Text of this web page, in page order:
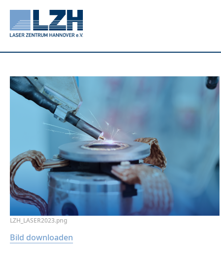
Direkt
zum
LZH_LASER2023.png
Bild downloaden